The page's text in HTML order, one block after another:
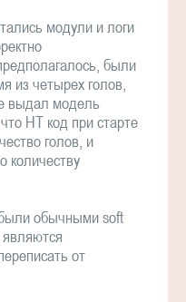
модули и логи
были
из четырех голов,
выдал модель
HT код при старте
голов, и
количеству
обычными soft
от